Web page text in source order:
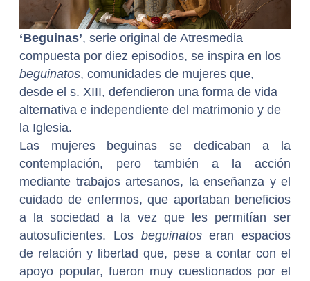
‘Beguinas’, serie original de Atresmedia
compuesta por diez episodios, se inspira en los
beguinatos, comunidades de mujeres que,
desde el s. XIII, defendieron una forma de vida
alternativa e independiente del matrimonio y de
la Iglesia.
Las mujeres beguinas se dedicaban a la
contemplación, pero también a la acción
mediante trabajos artesanos, la enseñanza y el
cuidado de enfermos, que aportaban beneficios
a la sociedad a la vez que les permitían ser
autosuficientes. Los beguinatoseran espacios
de relación y libertad que, pese a contar con el
apoyo popular, fueron muy cuestionados por el